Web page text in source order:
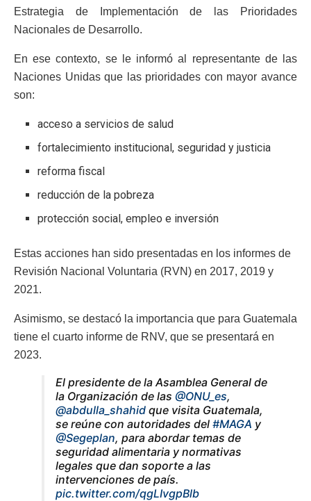
Estrategia de Implementación de las Prioridades
Nacionales de Desarrollo.
En ese contexto, se le informó al representante de las
Naciones Unidas que las prioridades con mayor avance
son:
acceso a servicios de salud
fortalecimiento institucional, seguridad y justicia
reforma fiscal
reducción de la pobreza
protección social, empleo e inversión
Estas acciones han sido presentadas en los informes de
Revisión Nacional Voluntaria (RVN) en 2017, 2019 y
2021.
Asimismo, se destacó la importancia que para Guatemala
tiene el cuarto informe de RNV, que se presentará en
2023.
El presidente de la Asamblea General de
la Organización de las @ONU_es,
@abdulla_shahid que visita Guatemala,
se reúne con autoridades del #MAGA y
@Segeplan, para abordar temas de
seguridad alimentaria y normativas
legales que dan soporte a las
intervenciones de país.
pic.twitter.com/qgLIvgpBlb